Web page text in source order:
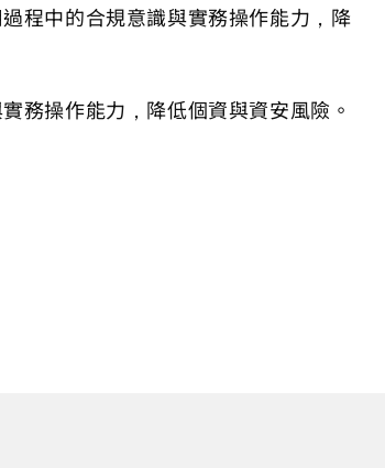
程中的合規意識與實務操作能力，降
務操作能力，降低個資與資安風險。